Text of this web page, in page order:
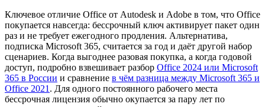
Ключевое отличие Office от Autodesk и Adobe в том, что Office
покупается навсегда: бессрочный ключ активирует пакет один
раз и не требует ежегодного продления. Альтернатива,
подписка Microsoft 365, считается за год и даёт другой набор
сценариев. Когда выгоднее разовая покупка, а когда годовой
доступ, подробно взвешивает разбор Office 2024 или Microsoft
365 в России и сравнение в чём разница между Microsoft 365 и
Office 2021. Для одного постоянного рабочего места
бессрочная лицензия обычно окупается за пару лет по